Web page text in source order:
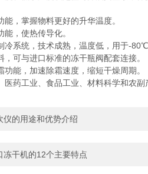
，掌握物料更好的升华温度。
，使热传导化。
系统，技术成熟，温度低，用于-80℃
可与进口标准的冻干瓶阀配套连接。
能，加速除霜速度，缩短干燥周期。
工业、食品工业、材料科学和农副
仪的用途和优势介绍
冻干机的12个主要特点